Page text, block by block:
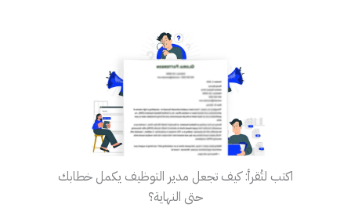
اكتب لتُقرأ: كيف تجعل مدير التوظيف يكمل خطابك
حتى النهاية؟